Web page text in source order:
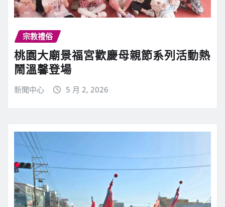
宗教禮俗
桃園大廟景福宮歡慶母親節系列活動熱
鬧溫馨登場
新聞中心 5 月 2, 2026